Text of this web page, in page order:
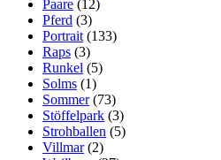
Paare (12)
Pferd (3)
Portrait (133)
Raps (3)
Runkel (5)
Solms (1)
Sommer(73)
Stöffelpark (3)
Strohballen (5)
Villmar(2)